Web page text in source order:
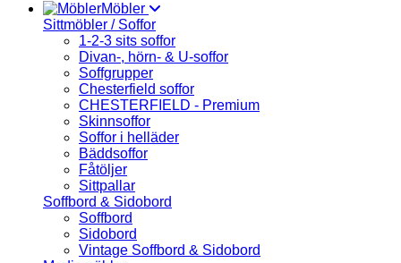
Möbler
Sittmöbler / Soffor
1-2-3 sits soffor
Divan-, hörn- & U-soffor
Soffgrupper
Chesterfield soffor
CHESTERFIELD - Premium
Skinnsoffor
Soffor i helläder
Bäddsoffor
Fåtöljer
Sittpallar
Soffbord & Sidobord
Soffbord
Sidobord
Vintage Soffbord & Sidobord